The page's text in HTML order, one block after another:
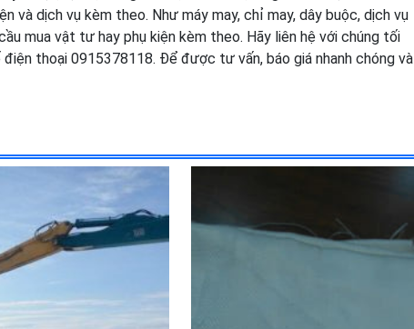
và dịch vụ kèm theo. Như máy may, chỉ may, dây buộc, dịch vụ
mua vật tư hay phụ kiện kèm theo. Hãy liên hệ với chúng tối
điện thoại 0915378118. Để được tư vấn, báo giá nhanh chóng và